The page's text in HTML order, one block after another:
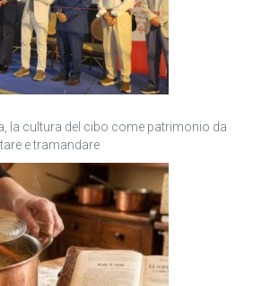
la cultura del cibo come patrimonio da
e tramandare